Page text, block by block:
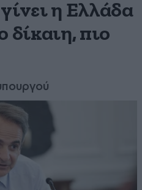
η Ελλάδα
δίκαιη, πιο